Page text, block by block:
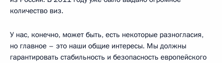
количество виз.
У нас, конечно, может быть, есть некоторые разногласия,
но главное – это наши общие интересы. Мы должны
гарантировать стабильность и безопасность европейского